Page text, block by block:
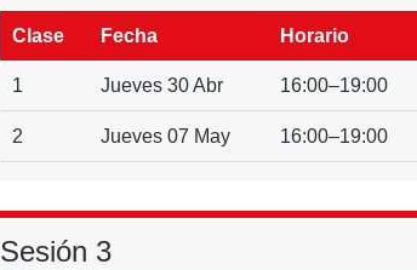
Clase Fecha Horario
1 Jueves 30 Abr 16:00–19:00
2 Jueves 07 May 16:00–19:00
Sesión 3